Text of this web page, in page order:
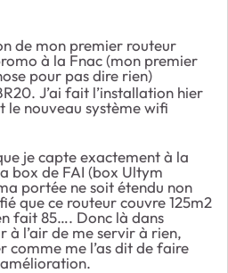
de mon premier routeur
à la Fnac (mon premier
pour pas dire rien)
J’ai fait l’installation hier
le nouveau système wifi
je capte exactement à la
box de FAI (box Ultym
portée ne soit étendu non
que ce routeur couvre 125m2
fait 85…. Donc là dans
à l’air de me servir à rien,
comme me l’as dit de faire
amélioration.